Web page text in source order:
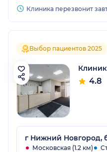
Клиника перезвонит
Выбор пациентов 2025
4.8
г Нижний Новгород,
Московская (1.2 км)